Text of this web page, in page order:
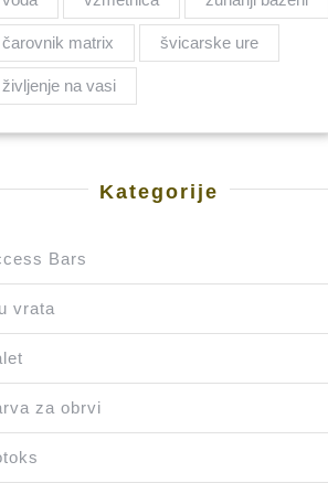
čarovnik matrix švicarske ure
življenje na vasi
Kategorije
Bars
vrata
za obrvi